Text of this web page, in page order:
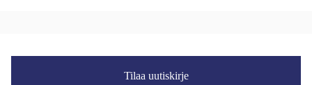
Tilaa uutiskirje